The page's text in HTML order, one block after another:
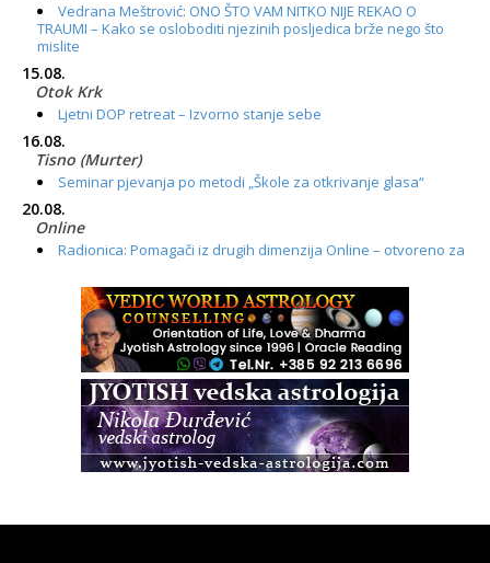
Vedrana Meštrović: ONO ŠTO VAM NITKO NIJE REKAO O
TRAUMI – Kako se osloboditi njezinih posljedica brže nego što
mislite
15.08.
Otok Krk
Ljetni DOP retreat – Izvorno stanje sebe
16.08.
Tisno (Murter)
Seminar pjevanja po metodi „Škole za otkrivanje glasa“
20.08.
Online
Radionica: Pomagači iz drugih dimenzija Online – otvoreno za
Zagreb+Online
Osnovni ThetaHealing® tečaj, Zagreb i Online
Access BARS®, otpusti stres
Access Energetski Facelift®